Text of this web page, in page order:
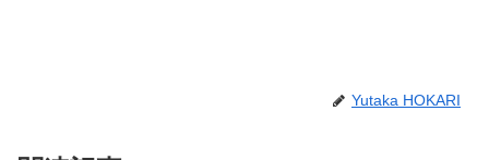
Yutaka HOKARI